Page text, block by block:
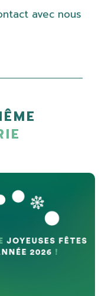
avec nous